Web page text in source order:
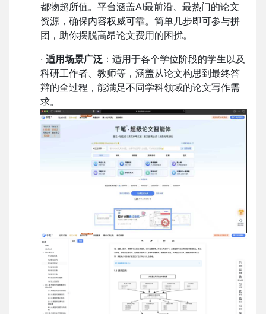
都物超所值。平台涵盖AI最前沿、最热门的论文
资源，确保内容权威可靠。简单几步即可参与拼
团，助你摆脱高昂论文费用的困扰。
· 适用场景广泛 ：适用于各个学位阶段的学生以及
科研工作者、教师等，涵盖从论文构思到最终答
辩的全过程，能满足不同学科领域的论文写作需
求。